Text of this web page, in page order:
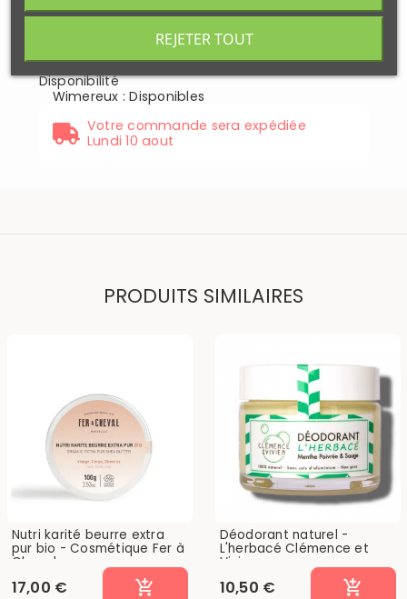
Disponibilité
Wimereux :Disponibles
Votre commande sera expédiée
Lundi 10 aout
PRODUITS SIMILAIRES
Nutri karité beurre extra
pur bio - Cosmétique Fer à
Cheval
17,00 €
Déodorant naturel -
L'herbacé Clémence et
Vivien
10,50 €
REJETER TOUT